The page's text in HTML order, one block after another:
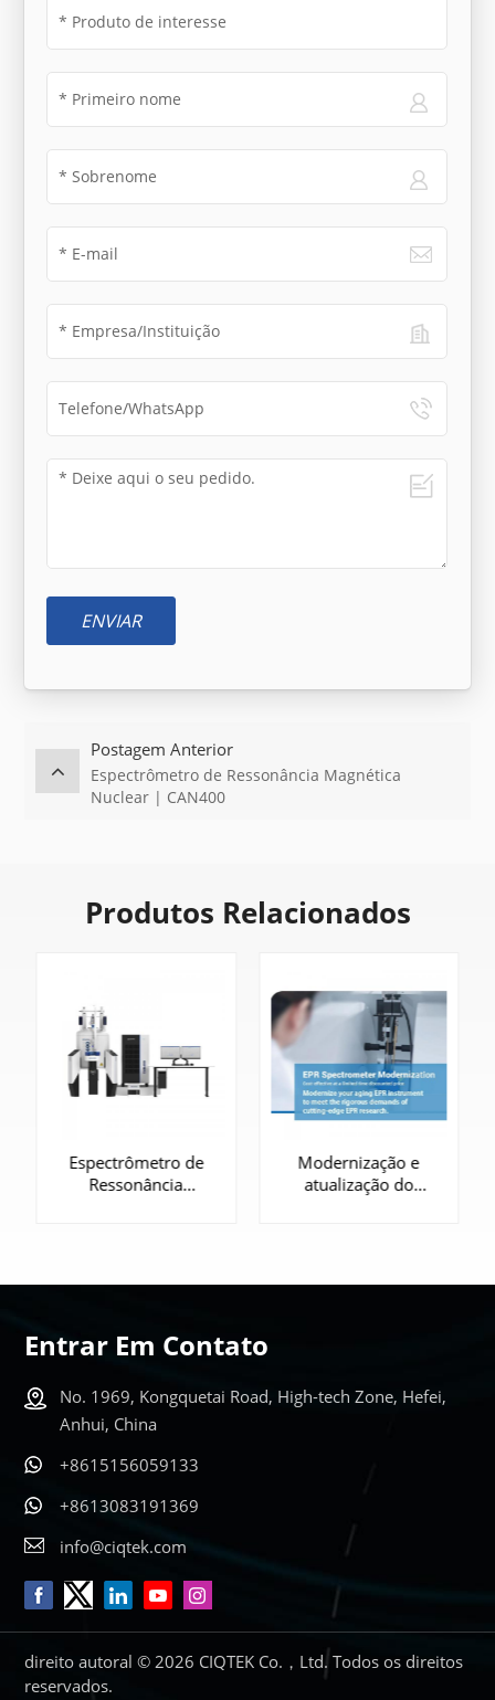
ENVIAR
Postagem Anterior
Espectrômetro de Ressonância Magnética
Nuclear | CAN400
Produtos Relacionados
Espectrômetro de
Ressonância
SABER MAIS
Modernização e
atualização do
Entrar Em Contato
No. 1969, Kongquetai Road, High-tech Zone, Hefei,
Anhui, China
+8615156059133
+8613083191369
info@ciqtek.com
direito autoral © 2026 CIQTEK Co.，Ltd. Todos os direitos
reservados.